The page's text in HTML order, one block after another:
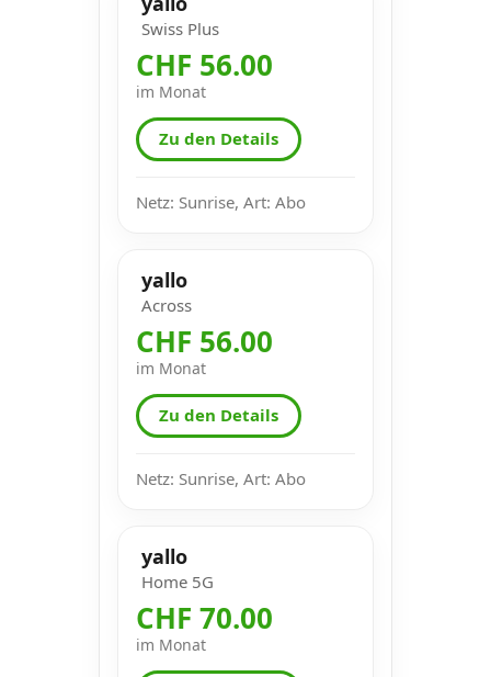
Swiss Plus
CHF 56.00
im Monat
Zu den Details
Netz: Sunrise, Art: Abo
yallo
Across
CHF 56.00
im Monat
Zu den Details
Netz: Sunrise, Art: Abo
yallo
Home 5G
CHF 70.00
im Monat